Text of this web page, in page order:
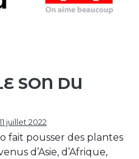
SON DU
11 juillet 2022
fait pousser des plantes
d’Asie, d’Afrique,